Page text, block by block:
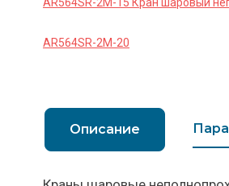
AR564SR-2M-20
Описание